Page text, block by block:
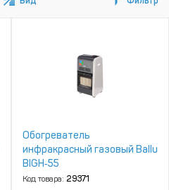
Обогреватель
инфракрасный газовый Ballu
BIGH‑55
Код товара: 29371